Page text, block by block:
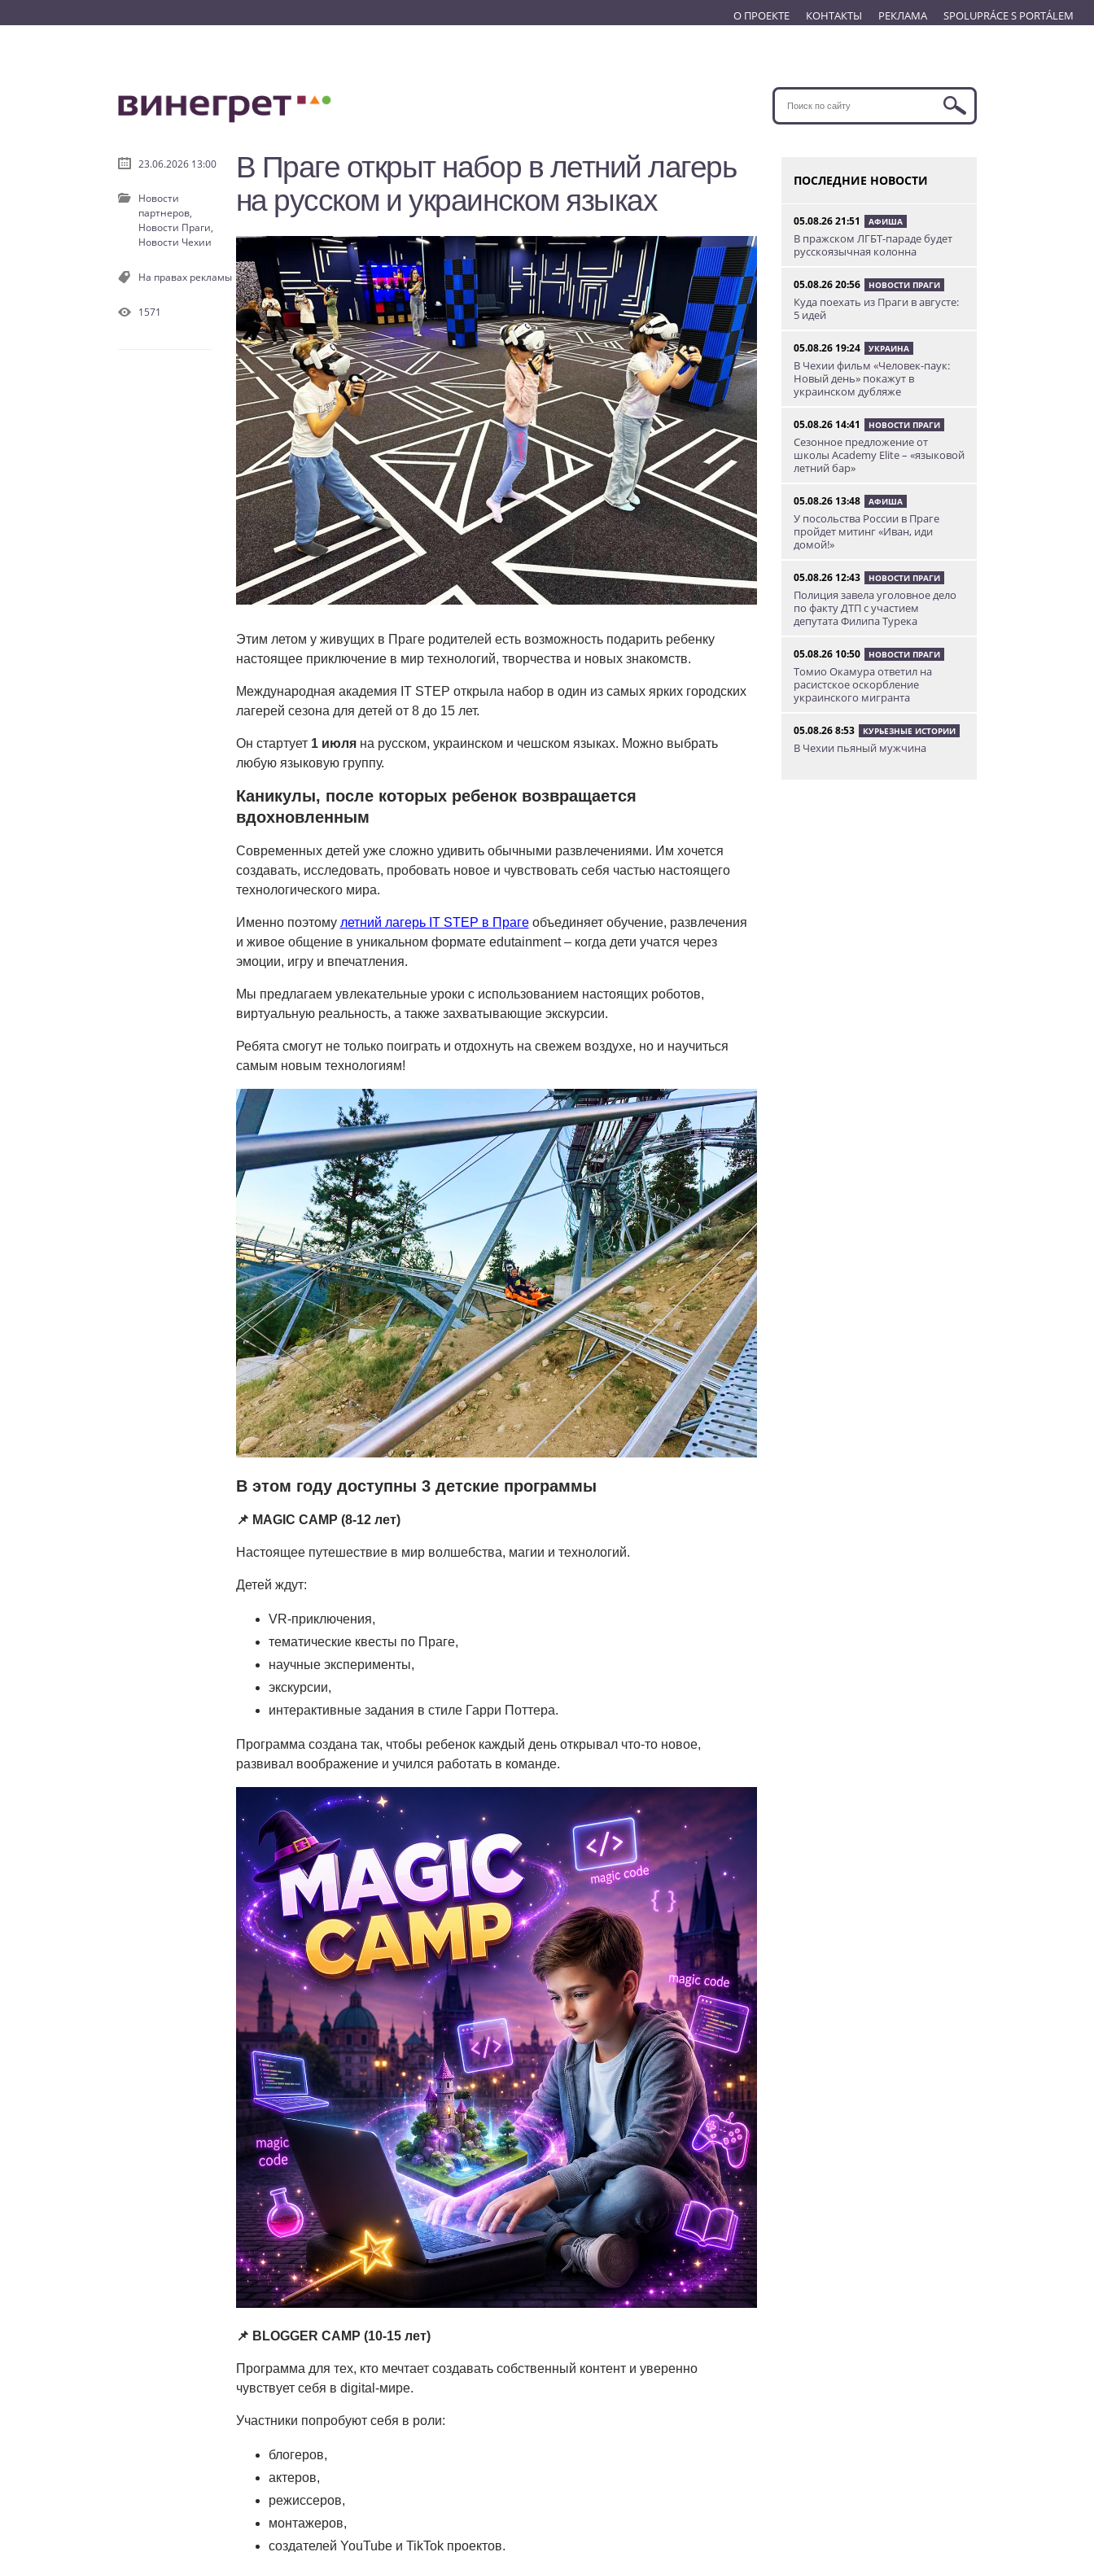
О ПРОЕКТЕ КОНТАКТЫ РЕКЛАМА SPOLUPRÁCE S PORTÁLEM
В Праге открыт набор в летний лагерь
на русском и украинском языках
Этим летом у живущих в Праге родителей есть возможность подарить ребенку
настоящее приключение в мир технологий, творчества и новых знакомств.
Международная академия IT STEP открыла набор в один из самых ярких городских
лагерей сезона для детей от 8 до 15 лет.
Он стартует 1 июляна русском, украинском и чешском языках. Можно выбрать
любую языковую группу.
Каникулы, после которых ребенок возвращается
вдохновленным
Современных детей уже сложно удивить обычными развлечениями. Им хочется
создавать, исследовать, пробовать новое и чувствовать себя частью настоящего
технологического мира.
Именно поэтому летний лагерь IT STEP в Прагеобъединяет обучение, развлечения
и живое общение в уникальном формате edutainment – когда дети учатся через
эмоции, игру и впечатления.
Мы предлагаем увлекательные уроки с использованием настоящих роботов,
виртуальную реальность, а также захватывающие экскурсии.
Ребята смогут не только поиграть и отдохнуть на свежем воздухе, но и научиться
самым новым технологиям!
В этом году доступны 3 детские программы
📌 MAGIC CAMP (8-12 лет)
Настоящее путешествие в мир волшебства, магии и технологий.
Детей ждут:
VR-приключения,
тематические квесты по Праге,
научные эксперименты,
экскурсии,
интерактивные задания в стиле Гарри Поттера.
Программа создана так, чтобы ребенок каждый день открывал что-то новое,
развивал воображение и учился работать в команде.
📌 BLOGGER CAMP (10-15 лет)
Программа для тех, кто мечтает создавать собственный контент и уверенно
чувствует себя в digital-мире.
Участники попробуют себя в роли:
блогеров,
актеров,
режиссеров,
монтажеров,
создателей YouTube и TikTok проектов.
23.06.2026 13:00
Новости
партнеров,
Новости Праги,
Новости Чехии
На правах рекламы
1571
ПОСЛЕДНИЕ НОВОСТИ
05.08.26 21:51 АФИША
В пражском ЛГБТ-параде будет
русскоязычная колонна
05.08.26 20:56 НОВОСТИ ПРАГИ
Куда поехать из Праги в августе:
5 идей
05.08.26 19:24 УКРАИНА
В Чехии фильм «Человек-паук:
Новый день» покажут в
украинском дубляже
05.08.26 14:41 НОВОСТИ ПРАГИ
Сезонное предложение от
школы Academy Elite – «языковой
летний бар»
05.08.26 13:48 АФИША
У посольства России в Праге
пройдет митинг «Иван, иди
домой!»
05.08.26 12:43 НОВОСТИ ПРАГИ
Полиция завела уголовное дело
по факту ДТП с участием
депутата Филипа Турека
05.08.26 10:50 НОВОСТИ ПРАГИ
Томио Окамура ответил на
расистское оскорбление
украинского мигранта
05.08.26 8:53 КУРЬЕЗНЫЕ ИСТОРИИ
В Чехии пьяный мужчина